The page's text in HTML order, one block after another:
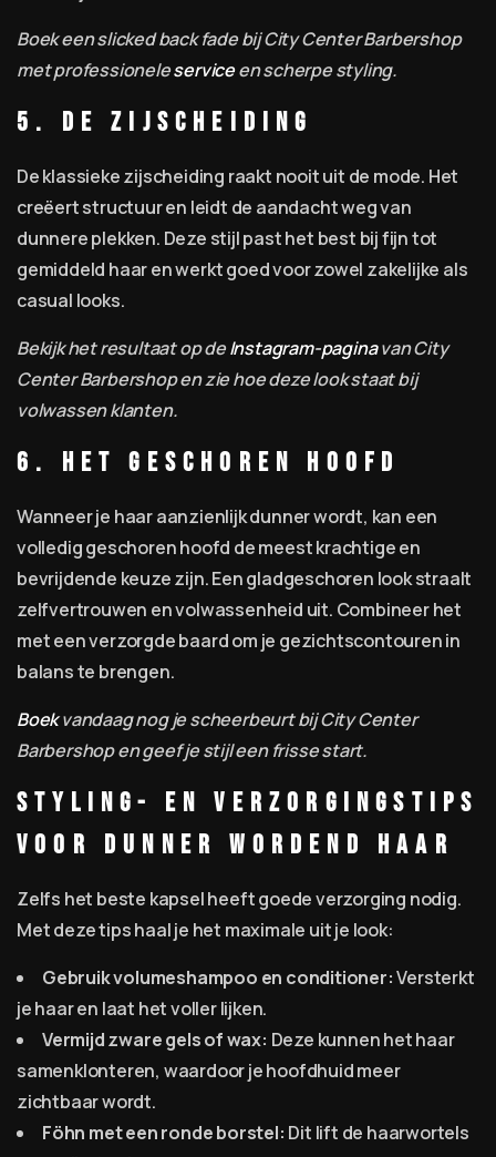
Boek een slicked back fade bij City Center Barbershop
met professioneleserviceen scherpe styling.
5. De zijscheiding
De klassieke zijscheiding raakt nooit uit de mode. Het
creëert structuur en leidt de aandacht weg van
dunnere plekken. Deze stijl past het best bij fijn tot
gemiddeld haar en werkt goed voor zowel zakelijke als
casual looks.
Bekijk het resultaat op deInstagram-paginavan City
Center Barbershop en zie hoe deze look staat bij
volwassen klanten.
6. Het geschoren hoofd
Wanneer je haar aanzienlijk dunner wordt, kan een
volledig geschoren hoofd de meest krachtige en
bevrijdende keuze zijn. Een gladgeschoren look straalt
zelfvertrouwen en volwassenheid uit. Combineer het
met een verzorgde baard om je gezichtscontouren in
balans te brengen.
Boekvandaag nog je scheerbeurt bij City Center
Barbershop en geef je stijl een frisse start.
Styling- en verzorgingstips
voor dunner wordend haar
Zelfs het beste kapsel heeft goede verzorging nodig.
Met deze tips haal je het maximale uit je look:
Gebruik volumeshampoo en conditioner:Versterkt
je haar en laat het voller lijken.
Vermijd zware gels of wax: Deze kunnen het haar
samenklonteren, waardoor je hoofdhuid meer
zichtbaar wordt.
Föhn met een ronde borstel: Dit lift de haarwortels